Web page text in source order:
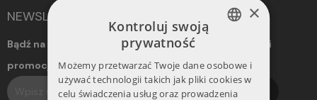
NEWSLETTER
Bądź na bieżąco! Otrzymuj informacje o nowościach i
promocjach. Dołącz do naszego newslettera.
Subskrybuj
ENGLISH
×
Kontroluj swoją
prywatność
Możemy przetwarzać Twoje dane osobowe i
używać technologii takich jak pliki cookies w
celu świadczenia usług oraz prowadzenia